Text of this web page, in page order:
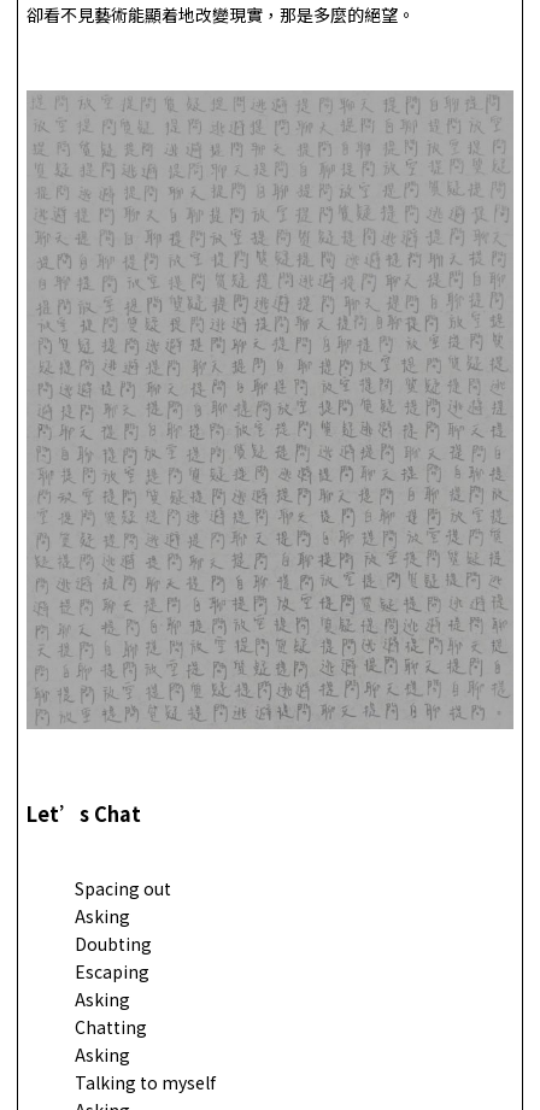
卻看不見藝術能顯着地改變現實，那是多麼的絕望。
Let’s Chat
Spacing out
Asking
Doubting
Escaping
Asking
Chatting
Asking
Talking to myself